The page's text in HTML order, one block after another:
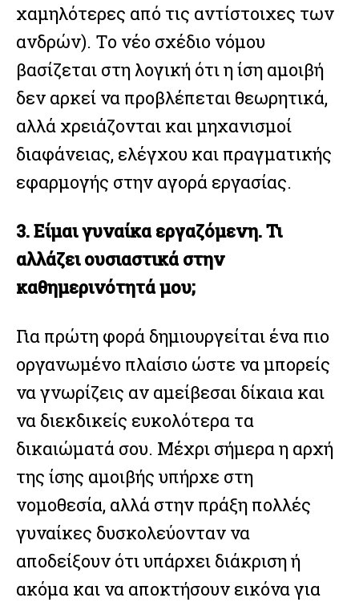
χαμηλότερες από τις αντίστοιχες των
ανδρών). Το νέο σχέδιο νόμου
βασίζεται στη λογική ότι η ίση αμοιβή
δεν αρκεί να προβλέπεται θεωρητικά,
αλλά χρειάζονται και μηχανισμοί
διαφάνειας, ελέγχου και πραγματικής
εφαρμογής στην αγορά εργασίας.
3. Είμαι γυναίκα εργαζόμενη. Τι
αλλάζει ουσιαστικά στην
καθημερινότητά μου;
Για πρώτη φορά δημιουργείται ένα πιο
οργανωμένο πλαίσιο ώστε να μπορείς
να γνωρίζεις αν αμείβεσαι δίκαια και
να διεκδικείς ευκολότερα τα
δικαιώματά σου. Μέχρι σήμερα η αρχή
της ίσης αμοιβής υπήρχε στη
νομοθεσία, αλλά στην πράξη πολλές
γυναίκες δυσκολεύονταν να
αποδείξουν ότι υπάρχει διάκριση ή
ακόμα και να αποκτήσουν εικόνα για